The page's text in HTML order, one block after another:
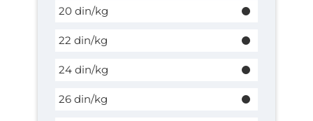
20 din/kg
22 din/kg
24 din/kg
26 din/kg